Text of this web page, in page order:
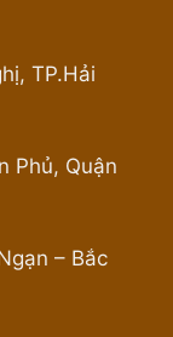
TP.Hải
Phủ, Quận
– Bắc